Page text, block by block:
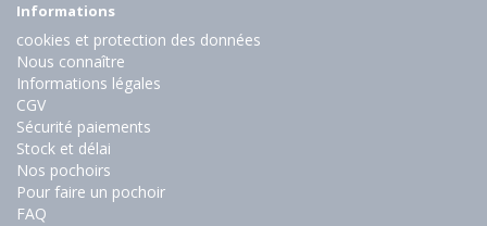
Informations
cookies et protection des données
Nous connaître
Informations légales
CGV
Sécurité paiements
Stock et délai
Nos pochoirs
Pour faire un pochoir
FAQ